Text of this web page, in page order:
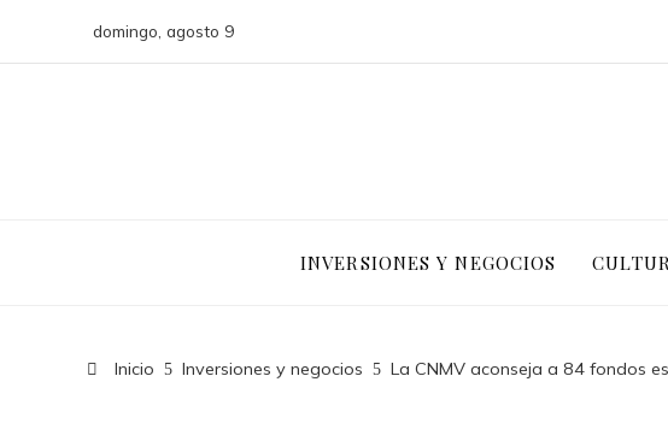
domingo, agosto 9
INVERSIONES Y NEGOCIOS
Inicio Inversiones y negocios La CNMV aconseja a 84 fondos